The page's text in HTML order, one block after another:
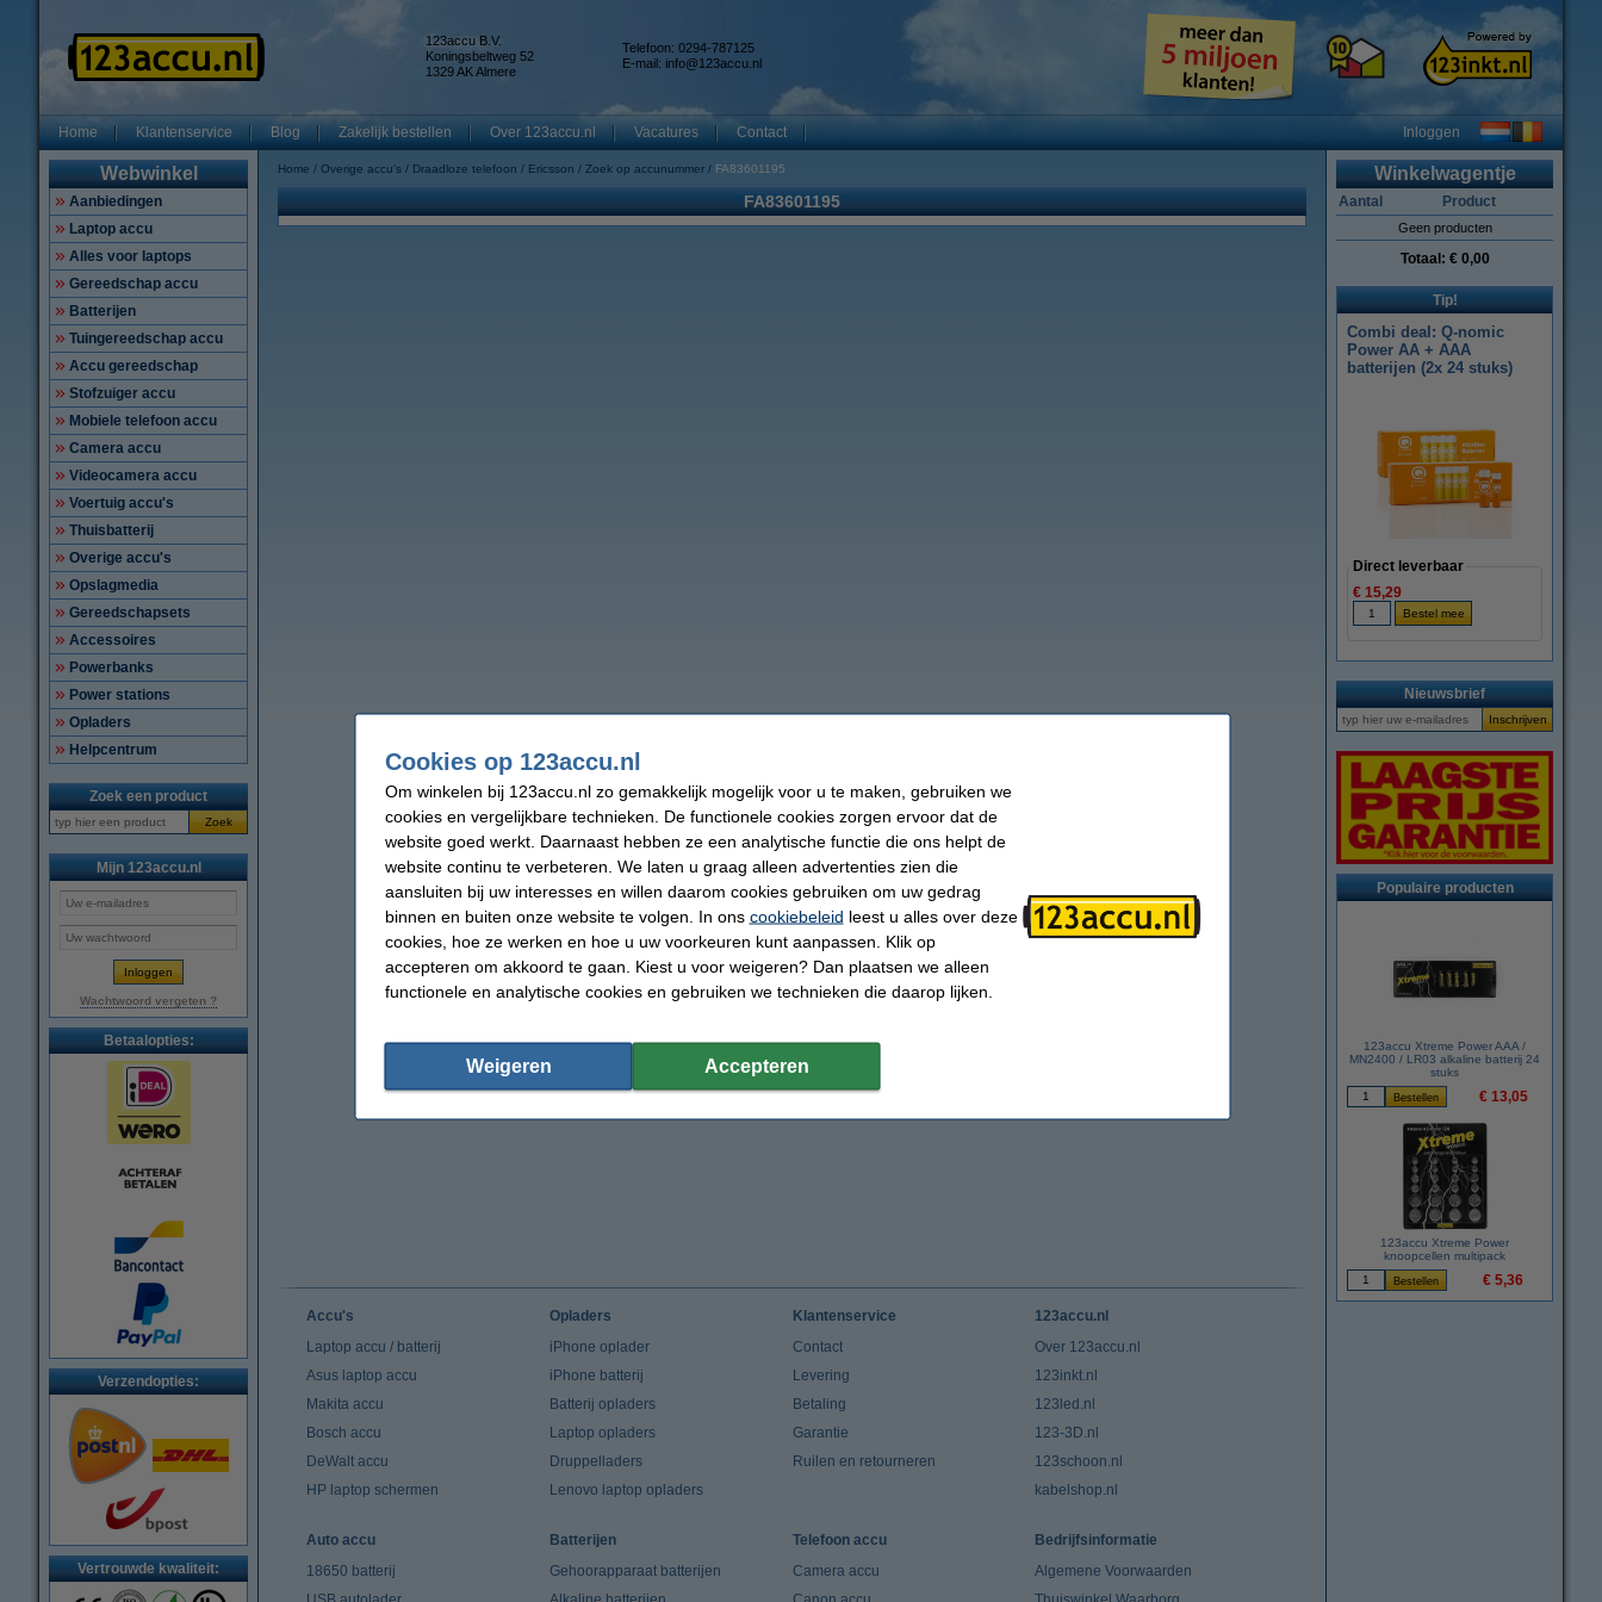
123accu B.V.
Koningsbeltweg 52
1329 AK Almere
Telefoon: 0294-787125
E-mail: info@123accu.nl
Home Klantenservice Blog Zakelijk bestellen Over 123accu.nl Vacatures Contact Inloggen
Webwinkel
Aanbiedingen
Laptop accu
Alles voor laptops
Gereedschap accu
Batterijen
Tuingereedschap accu
Accu gereedschap
Stofzuiger accu
Mobiele telefoon accu
Camera accu
Videocamera accu
Voertuig accu's
Thuisbatterij
Overige accu's
Opslagmedia
Gereedschapsets
Accessoires
Powerbanks
Power stations
Opladers
Helpcentrum
Zoek een product
Zoek
Mijn 123accu.nl
Wachtwoord vergeten ?
Betaalopties:
Verzendopties:
Vertrouwde kwaliteit:
Home Overige accu's Draadloze telefoon Ericsson Zoek op accunummer FA83601195
FA83601195
Winkelwagentje
Aantal Product
Geen producten
Totaal: € 0,00
Tip!
Combi deal: Q-nomic
Power AA + AAA
batterijen (2x 24 stuks)
Direct leverbaar
€ 15,29
Nieuwsbrief
Populaire producten
123accu Xtreme Power AAA /
MN2400 / LR03 alkaline batterij 24
stuks
€ 13,05
123accu Xtreme Power
knoopcellen multipack
€ 5,36
Accu's
Laptop accu / batterij
Asus laptop accu
Makita accu
Bosch accu
DeWalt accu
HP laptop schermen
Opladers
iPhone oplader
iPhone batterij
Batterij opladers
Laptop opladers
Druppelladers
Lenovo laptop opladers
Klantenservice
Contact
Levering
Betaling
Garantie
Ruilen en retourneren
123accu.nl
Over 123accu.nl
123inkt.nl
123led.nl
123-3D.nl
123schoon.nl
kabelshop.nl
Auto accu
18650 batterij
Batterijen
Gehoorapparaat batterijen
Telefoon accu
Camera accu
Bedrijfsinformatie
Algemene Voorwaarden
Cookies op 123accu.nl
Om winkelen bij 123accu.nl zo gemakkelijk mogelijk voor u te maken, gebruiken we
cookies en vergelijkbare technieken. De functionele cookies zorgen ervoor dat de
website goed werkt. Daarnaast hebben ze een analytische functie die ons helpt de
website continu te verbeteren. We laten u graag alleen advertenties zien die
aansluiten bij uw interesses en willen daarom cookies gebruiken om uw gedrag
binnen en buiten onze website te volgen. In ons cookiebeleid leest u alles over deze
cookies, hoe ze werken en hoe u uw voorkeuren kunt aanpassen. Klik op
accepteren om akkoord te gaan. Kiest u voor weigeren? Dan plaatsen we alleen
functionele en analytische cookies en gebruiken we technieken die daarop lijken.
Weigeren Accepteren